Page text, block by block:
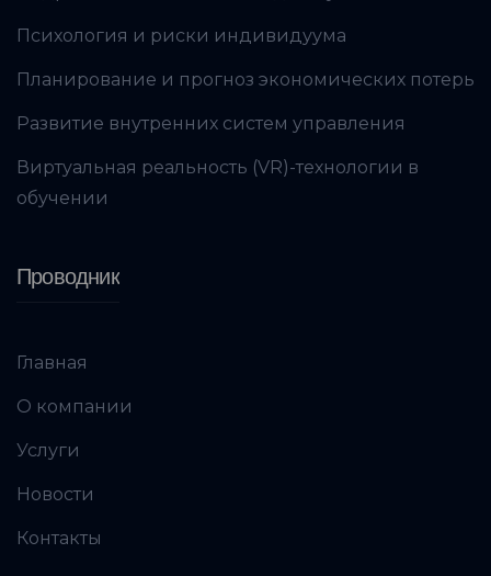
Психология и риски индивидуума
Планирование и прогноз экономических потерь
Развитие внутренних систем управления
Виртуальная реальность (VR)-технологии в
обучении
Проводник
Главная
О компании
Услуги
Новости
Контакты